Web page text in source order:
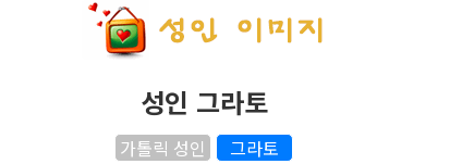
성인 그라토
가톨릭 성인 그라토